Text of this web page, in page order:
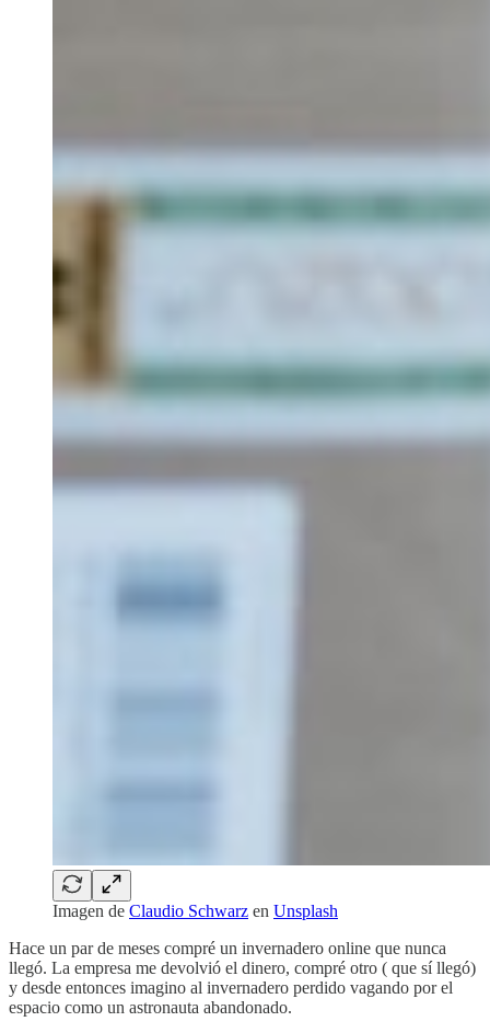
Imagen de Claudio Schwarz en Unsplash
Hace un par de meses compré un invernadero online que nunca
llegó. La empresa me devolvió el dinero, compré otro ( que sí llegó)
y desde entonces imagino al invernadero perdido vagando por el
espacio como un astronauta abandonado.